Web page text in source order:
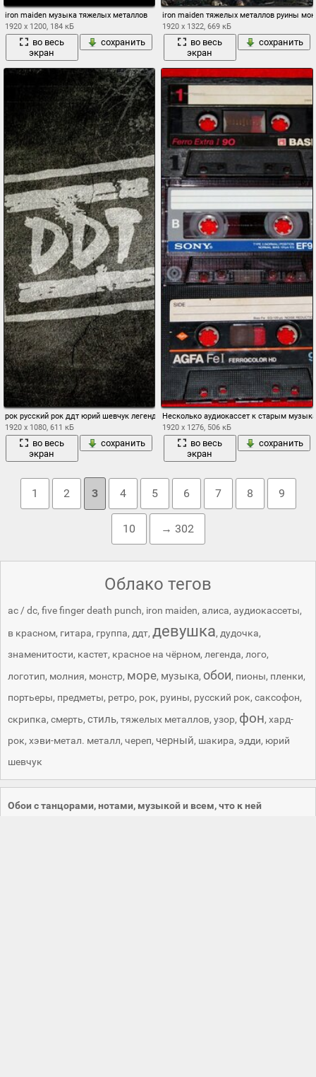
iron maiden музыка тяжелых металлов
1920 x 1200, 184 кБ
во весь
экран
сохранить
iron maiden тяжелых металлов руины
1920 x 1322, 669 кБ
во весь
экран
сохранить
рок русский рок ддт юрий шевчук легенда музыка обои фон
1920 x 1080, 611 кБ
во весь
экран
сохранить
Несколько аудиокассет к старым
1920 x 1276, 506 кБ
во весь
экран
сохранить
1 2 3 4 5 6 7 8 9
10 → 302
Облако тегов
ac / dc, five finger death punch, iron maiden, алиса, аудиокассеты,
в красном, гитара, группа, ддт, девушка, дудочка,
знаменитости, кастет, красное на чёрном, легенда, лого,
логотип, молния, монстр, море, музыка, обои, пионы, пленки,
портьеры, предметы, ретро, рок, руины, русский рок, саксофон,
скрипка, смерть, стиль, тяжелых металлов, узор, фон, хард-
рок, хэви-метал. металл, череп, черный, шакира, эдди, юрий
шевчук
Обои с танцорами, нотами, музыкой и всем, что к ней